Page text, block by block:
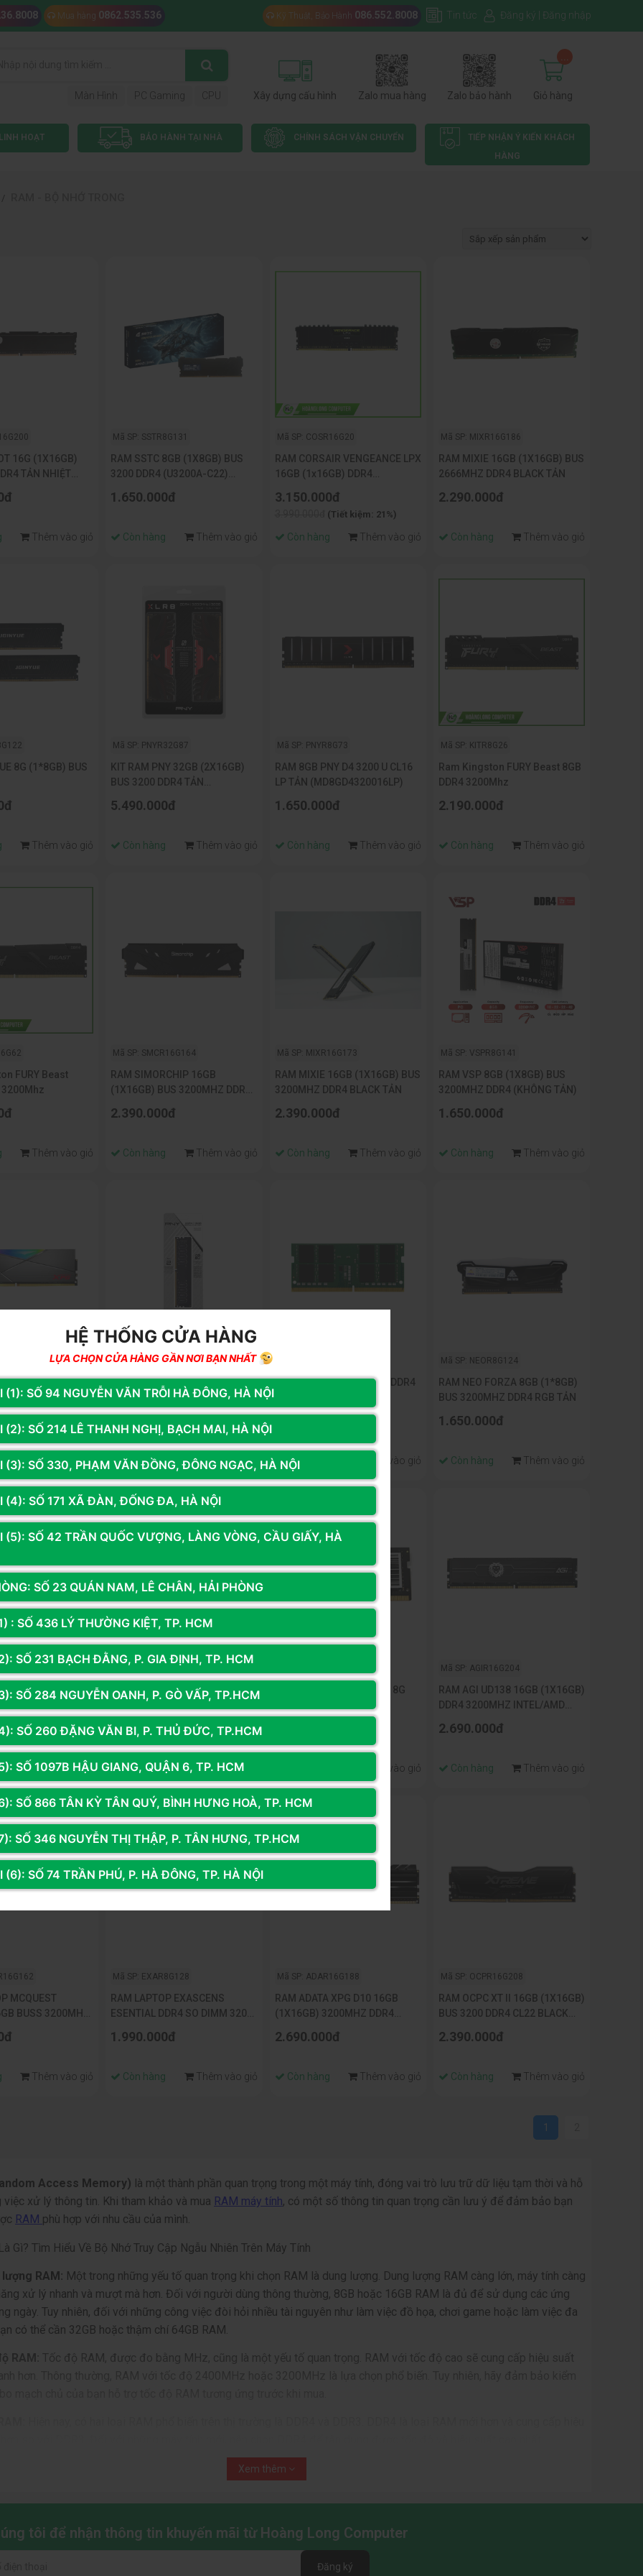
Mua hàng 0862.535.536 Kỹ Thuật, Bảo Hành 086.552.8008 Tin tức Đăng ký Đăng nhập
Màn Hình PC Gaming CPU Xây dựng cấu hình Zalo mua hàng Zalo bảo hành Giỏ hàng
HOẠT BẢO HÀNH TẠI NHÀ CHÍNH SÁCH VẬN CHUYỂN
TIẾP NHẬN Ý KIẾN KHÁCH
HÀNG
16G (1X16GB)
TẢN NHIỆT
Thêm vào giỏ
Mã SP: SSTR8G131
RAM SSTC 8GB (1X8GB) BUS
3200 DDR4 (U3200A-C22)
1.650.000đ
Còn hàng Thêm vào giỏ
Mã SP: COSR16G20
RAM CORSAIR VENGEANCE LPX
16GB (1x16GB) DDR4
3.150.000đ
(Tiết kiệm: 21%)
Còn hàng Thêm vào giỏ
Mã SP: MIXR16G186
RAM MIXIE 16GB (1X16GB) BUS
2666MHZ DDR4 BLACK TẢN
2.290.000đ
Còn hàng Thêm vào giỏ
8G (1*8GB) BUS
Thêm vào giỏ
Mã SP: PNYR32G87
KIT RAM PNY 32GB (2X16GB)
BUS 3200 DDR4 TẢN
5.490.000đ
Còn hàng Thêm vào giỏ
Mã SP: PNYR8G73
RAM 8GB PNY D4 3200 U CL16
LP TẢN (MD8GD4320016LP)
1.650.000đ
Còn hàng Thêm vào giỏ
Mã SP: KITR8G26
Ram Kingston FURY Beast 8GB
DDR4 3200Mhz
2.190.000đ
Còn hàng Thêm vào giỏ
FURY Beast
3200Mhz
Thêm vào giỏ
Mã SP: SMCR16G164
RAM SIMORCHIP 16GB
(1X16GB) BUS 3200MHZ DDR4
2.390.000đ
Còn hàng Thêm vào giỏ
Mã SP: MIXR16G173
RAM MIXIE 16GB (1X16GB) BUS
3200MHZ DDR4 BLACK TẢN
2.390.000đ
Còn hàng Thêm vào giỏ
Mã SP: VSPR8G141
RAM VSP 8GB (1X8GB) BUS
3200MHZ DDR4 (KHÔNG TẢN)
1.650.000đ
Còn hàng Thêm vào giỏ
SPECTRIX D50
DDR4 3200MHz
Thêm vào giỏ
Mã SP: PNYR16G202
RAM PNY 16GB BUS 3200MHZ
DDR4 (MD16GSD4320016-TB)
Còn hàng Thêm vào giỏ
RAM LAPTOP KINGSTON DDR4
Còn hàng Thêm vào giỏ
Mã SP: NEOR8G124
RAM NEO FORZA 8GB (1*8GB)
BUS 3200MHZ DDR4 RGB TẢN
1.650.000đ
Còn hàng Thêm vào giỏ
PANTHER 16GB
Thêm vào giỏ
Mã SP: SILR16G94
RAM SILICON POWER 16GB (1 X
16GB) RGB DDR4 GAMING
UDIMM BUS 3200MHZ CL16
2.550.000đ
Còn hàng Thêm vào giỏ
RAM LAPTOP SSTC DDR4 8G
Thêm vào giỏ
Mã SP: AGIR16G204
RAM AGI UD138 16GB (1X16GB)
DDR4 3200MHZ INTEL/AMD
2.690.000đ
Còn hàng Thêm vào giỏ
MCQUEST
BUSS 3200MHZ
Thêm vào giỏ
Mã SP: EXAR8G128
RAM LAPTOP EXASCENS
ESENTIAL DDR4 SO DIMM 3200
1.990.000đ
Còn hàng Thêm vào giỏ
Mã SP: ADAR16G188
RAM ADATA XPG D10 16GB
(1X16GB) 3200MHZ DDR4
2.690.000đ
Còn hàng Thêm vào giỏ
Mã SP: OCPR16G208
RAM OCPC XT II 16GB (1X16GB)
BUS 3200 DDR4 CL22 BLACK
2.390.000đ
Còn hàng Thêm vào giỏ
1
Access Memory) là một thành phần quan trọng trong một máy tính, đóng vai trò lưu trữ dữ liệu tạm thời và hỗ
việc xử lý thông tin. Khi tham khảo và mua RAM máy tính, có một số thông tin quan trọng cần lưu ý để đảm bảo bạn
RAM phù hợp với nhu cầu của mình.
lượng RAM: Một trong những yếu tố quan trọng khi chọn RAM là dung lượng. Dung lượng RAM càng lớn, máy tính càng
xử lý nhanh và mượt mà hơn. Đối với người dùng thông thường, 8GB hoặc 16GB RAM là đủ để sử dụng các ứng
ngày. Tuy nhiên, đối với những công việc đòi hỏi nhiều tài nguyên như làm việc đồ họa, chơi game hoặc làm việc đa
có thể cần 32GB hoặc thậm chí 64GB RAM.
RAM: Tốc độ RAM, được đo bằng MHz, cũng là một yếu tố quan trọng. RAM với tốc độ cao sẽ cung cấp hiệu suất
trên, dưới đây là một số mẫu RAM phổ biến hiện nay:
Vengeance LPX: Corsair Vengeance LPX là một dòng RAM cao cấp, thích hợp cho các máy tính gaming và làm
nhiệm. Nó có dung lượng từ 8GB đến 128GB và tốc độ từ 2400MHz đến 4800MHz. Với thiết kế tản nhiệt chất lượng
Xem thêm
tôi để nhận thông tin khuyến mãi từ Hoàng Long Computer
Đăng ký
HỆ THỐNG CỬA HÀNG
LỰA CHỌN CỬA HÀNG GẦN NƠI BẠN NHẤT
(1): SỐ 94 NGUYỄN VĂN TRỖI HÀ ĐÔNG, HÀ NỘI
(2): SỐ 214 LÊ THANH NGHỊ, BẠCH MAI, HÀ NỘI
(3): SỐ 330, PHẠM VĂN ĐỒNG, ĐÔNG NGẠC, HÀ NỘI
(4): SỐ 171 XÃ ĐÀN, ĐỐNG ĐA, HÀ NỘI
(5): SỐ 42 TRẦN QUỐC VƯỢNG, LÀNG VÒNG, CẦU GIẤY, HÀ
SỐ 23 QUÁN NAM, LÊ CHÂN, HẢI PHÒNG
: SỐ 436 LÝ THƯỜNG KIỆT, TP. HCM
SỐ 231 BẠCH ĐẰNG, P. GIA ĐỊNH, TP. HCM
SỐ 284 NGUYỄN OANH, P. GÒ VẤP, TP.HCM
SỐ 260 ĐẶNG VĂN BI, P. THỦ ĐỨC, TP.HCM
SỐ 1097B HẬU GIANG, QUẬN 6, TP. HCM
SỐ 866 TÂN KỲ TÂN QUÝ, BÌNH HƯNG HOÀ, TP. HCM
SỐ 346 NGUYỄN THỊ THẬP, P. TÂN HƯNG, TP.HCM
(6): SỐ 74 TRẦN PHÚ, P. HÀ ĐÔNG, TP. HÀ NỘI